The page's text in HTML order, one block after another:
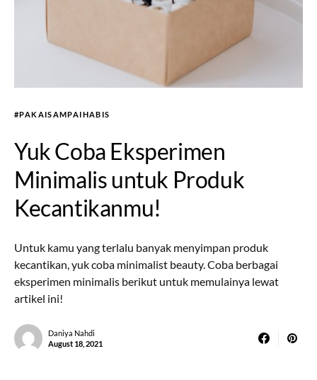
#PAKAISAMPAIHABIS
Yuk Coba Eksperimen
Minimalis untuk Produk
Kecantikanmu!
Untuk kamu yang terlalu banyak menyimpan produk
kecantikan, yuk coba minimalist beauty. Coba berbagai
eksperimen minimalis berikut untuk memulainya lewat
artikel ini!
Daniya Nahdi
August 18, 2021